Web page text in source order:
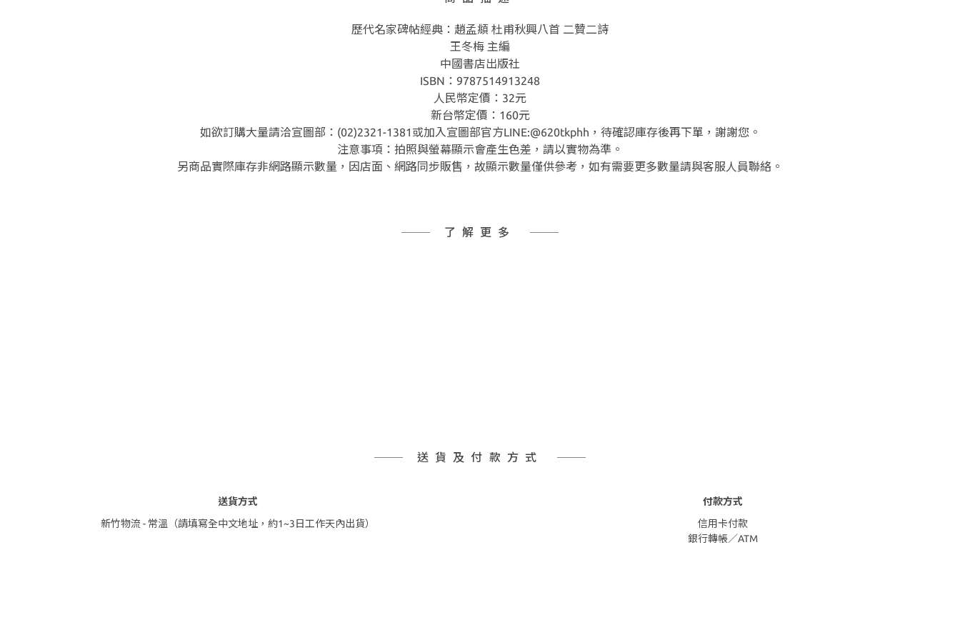
歷代名家碑帖經典：趙孟頫 杜甫秋興八首 二贊二詩
王冬梅 主編
中國書店出版社
ISBN：9787514913248
人民幣定價：32元
新台幣定價：160元
如欲訂購大量請洽宣圖部：(02)2321-1381或加入宣圖部官方LINE:@620tkphh，待確認庫存後再下單，謝謝您。
注意事項：拍照與螢幕顯示會產生色差，請以實物為準。
另商品實際庫存非網路顯示數量，因店面、網路同步販售，故顯示數量僅供參考，如有需要更多數量請與客服人員聯絡。
了解更多
送貨及付款方式
送貨方式
新竹物流 - 常溫（請填寫全中文地址，約1~3日工作天內出貨）
付款方式
信用卡付款
銀行轉帳／ATM